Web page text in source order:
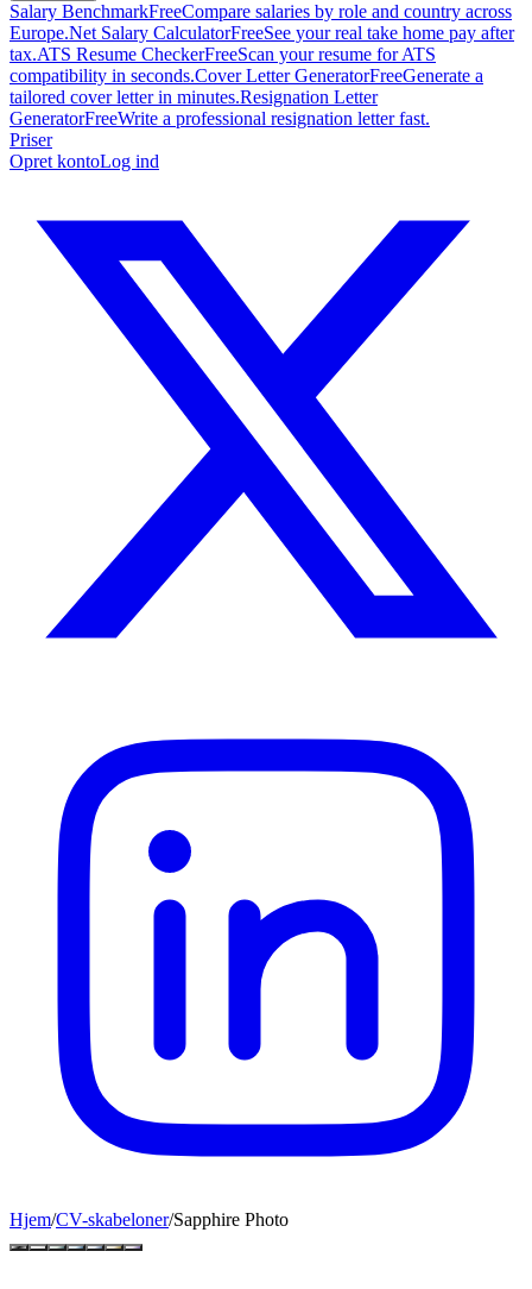
Salary BenchmarkFreeCompare salaries by role and country across
Europe.Net Salary CalculatorFreeSee your real take home pay after
tax.ATS Resume CheckerFreeScan your resume for ATS
compatibility in seconds.Cover Letter GeneratorFreeGenerate a
tailored cover letter in minutes.Resignation Letter
GeneratorFreeWrite a professional resignation letter fast.
Priser
Opret kontoLog ind
Hjem/CV-skabeloner/Sapphire Photo